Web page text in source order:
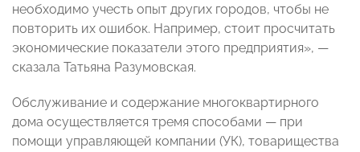
необходимо учесть опыт других городов, чтобы не
повторить их ошибок. Например, стоит просчитать
экономические показатели этого предприятия», —
сказала Татьяна Разумовская.
Обслуживание и содержание многоквартирного
дома осуществляется тремя способами — при
помощи управляющей компании (УК), товарищества